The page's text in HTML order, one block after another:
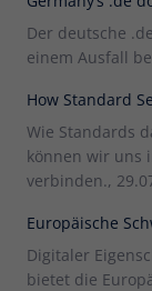
Der deutsche
einem Ausfall
How Standard
Wie Standards
können wir uns
verbinden.,
Europäische
Digitaler
bietet die